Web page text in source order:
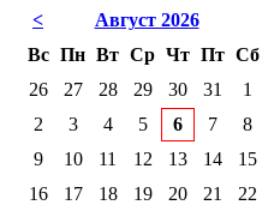
<
Август 2026
Вс Пн Вт Ср Чт Пт Сб
26
27 28 29 30 31
1
2
3 4 5 6 7
8
9
10 11 12 13 14
15
16
17 18 19 20 21
22